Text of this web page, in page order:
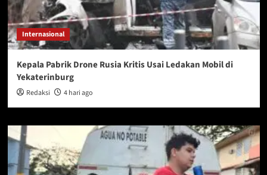
Internasional
Kepala Pabrik Drone Rusia Kritis Usai Ledakan Mobil di
Yekaterinburg
Redaksi 4 hari ago